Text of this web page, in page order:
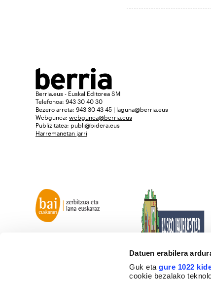
Datuen erabilera
Guk etagure 1022
cookie bezalako
Berria.eus - Euskal Editorea SM
Telefonoa: 943 30 40 30
Bezero arreta: 943 30 43 45 | laguna@berria.eus
Webgunea: webgunea@berria.eus
Publizitatea: publi@bidera.eus
Harremanetan jarri